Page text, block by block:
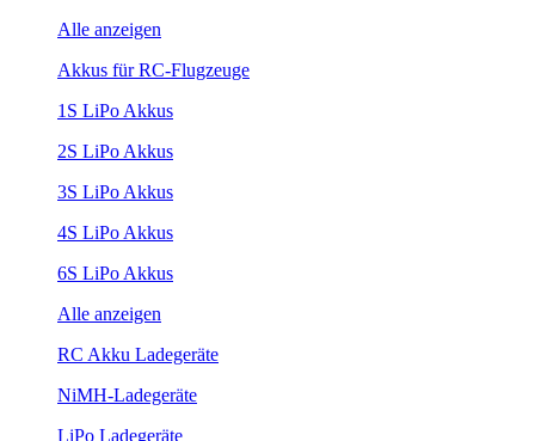
Alle anzeigen
Akkus für RC-Flugzeuge
1S LiPo Akkus
2S LiPo Akkus
3S LiPo Akkus
4S LiPo Akkus
6S LiPo Akkus
Alle anzeigen
RC Akku Ladegeräte
NiMH-Ladegeräte
LiPo Ladegeräte